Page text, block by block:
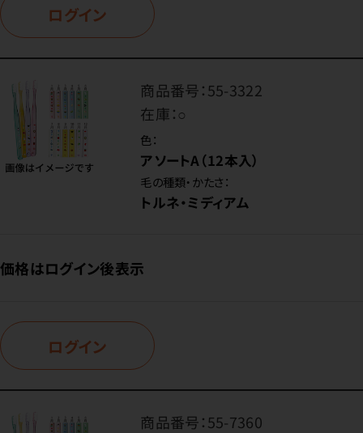
ログイン
商品番号：55-3322
在庫：○
色：
アソートA（12本入）
毛の種類・かたさ：
トルネ・ミディアム
価格はログイン後表示
ログイン
商品番号：55-7360